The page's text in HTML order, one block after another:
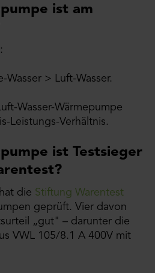
ist am
Wasser > Luft-Wasser.
Wasser-Wärmepumpe
Leistungs-Verhältnis.
ist Testsieger
die Stiftung Warentest
geprüft. Vier davon
„gut" – darunter die
VWL 105/8.1 A 400V mit